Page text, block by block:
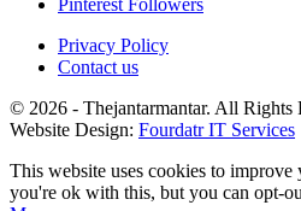
Privacy Policy
Contact us
© 2026 - Thejantarmantar. All Rights
Website Design: Fourdatr IT Services
This website uses cookies to improve
you're ok with this, but you can opt-